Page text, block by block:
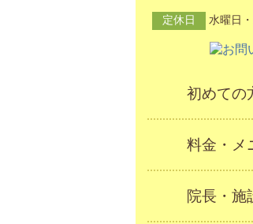
定休日 水曜日
初めての
料金・メ
院長・施